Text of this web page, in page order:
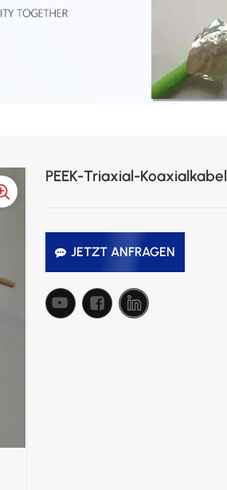
PEEK-Triaxial-Koaxialkabel
JETZT ANFRAGEN